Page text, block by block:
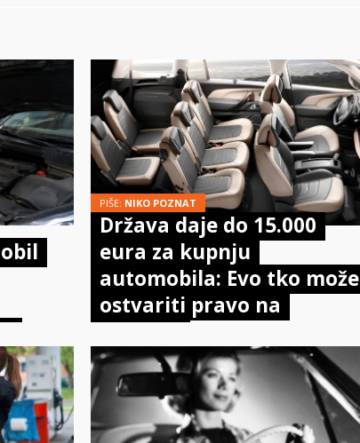
PIŠE: NIKO POZNAT
Država daje do 15.000
eura za kupnju
automobila: Evo tko može
ostvariti pravo na